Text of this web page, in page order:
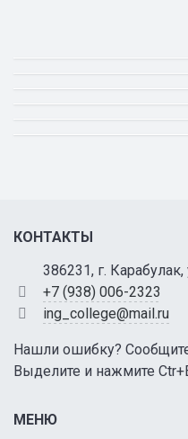
КОНТАКТЫ
386231, г.
+7 (938) 006-2323
ing_college@mail.ru
Нашли ошибку?
Выделите и нажмите
МЕНЮ